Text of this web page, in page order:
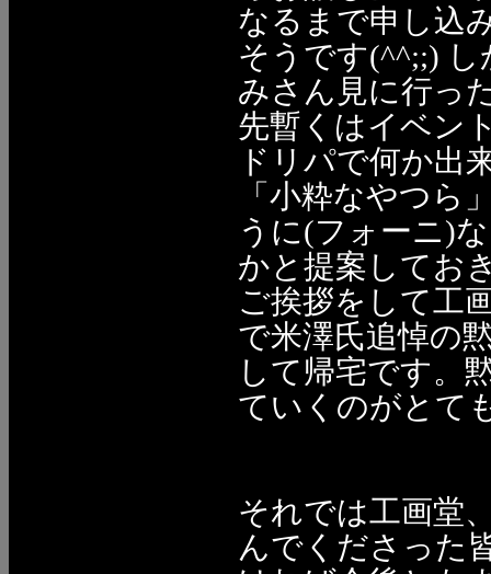
なるまで申し込
そうです(^^;;)
みさん見に行っ
先暫くはイベン
ドリパで何か出
「小粋なやつら
うに(フォーニ)
かと提案してお
ご挨拶をして工
で米澤氏追悼の
して帰宅です。
ていくのがとて
それでは工画堂
んでくださった